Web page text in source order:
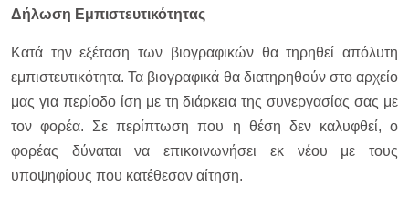
Δήλωση Εμπιστευτικότητας
Κατά την εξέταση των βιογραφικών θα τηρηθεί απόλυτη
εμπιστευτικότητα. Τα βιογραφικά θα διατηρηθούν στο αρχείο
μας για περίοδο ίση με τη διάρκεια της συνεργασίας σας με
τον φορέα. Σε περίπτωση που η θέση δεν καλυφθεί, ο
φορέας δύναται να επικοινωνήσει εκ νέου με τους
υποψηφίους που κατέθεσαν αίτηση.